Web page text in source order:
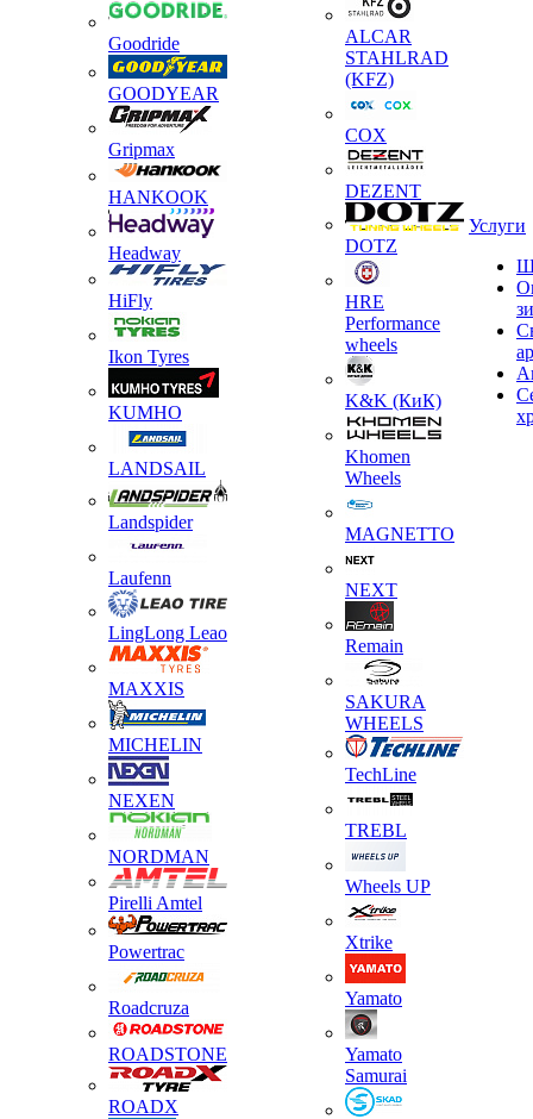
Goodride
GOODYEAR
Gripmax
HANKOOK
Headway
HiFly
Ikon Tyres
KUMHO
LANDSAIL
Landspider
Laufenn
LingLong Leao
MAXXIS
MICHELIN
NEXEN
NORDMAN
Pirelli Amtel
Powertrac
Roadcruza
ROADSTONE
ROADX
ALCAR
STAHLRAD
(KFZ)
COX
DEZENT
DOTZ
HRE
Performance
wheels
K&K (КиК)
Khomen
Wheels
MAGNETTO
NEXT
Remain
SAKURA
WHEELS
TechLine
TREBL
Wheels UP
Xtrike
Yamato
Yamato
Samurai
Услуги